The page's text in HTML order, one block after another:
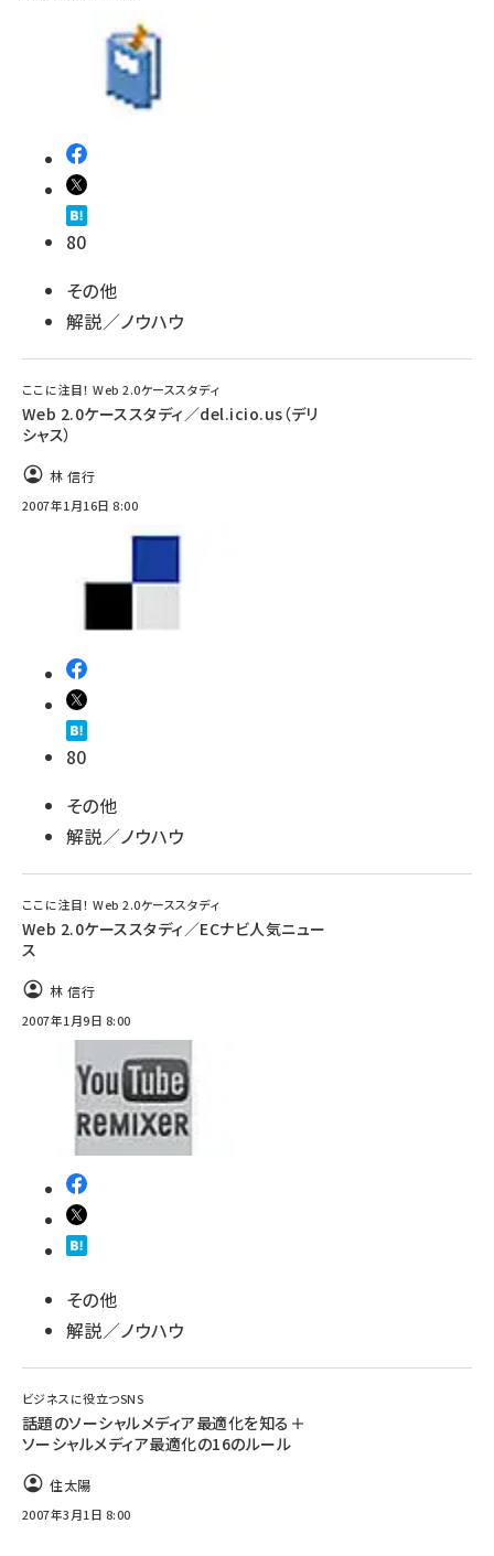
80
その他
解説／ノウハウ
ここに注目！ Web 2.0ケーススタディ
Web 2.0ケーススタディ／del.icio.us（デリ
シャス）
林 信行
2007年1月16日 8:00
80
その他
解説／ノウハウ
ここに注目！ Web 2.0ケーススタディ
Web 2.0ケーススタディ／ECナビ人気ニュー
ス
林 信行
2007年1月9日 8:00
その他
解説／ノウハウ
ビジネスに役立つSNS
話題のソーシャルメディア最適化を知る＋
ソーシャルメディア最適化の16のルール
住太陽
2007年3月1日 8:00